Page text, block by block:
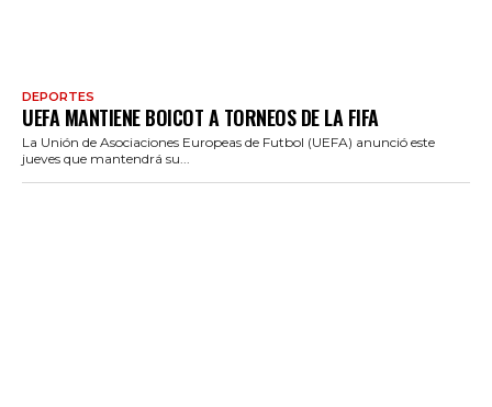
DEPORTES
UEFA MANTIENE BOICOT A TORNEOS DE LA FIFA
La Unión de Asociaciones Europeas de Futbol (UEFA) anunció este
jueves que mantendrá su...